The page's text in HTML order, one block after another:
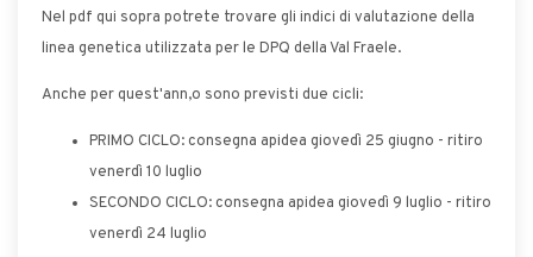
Nel pdf qui sopra potrete trovare gli indici di valutazione della
linea genetica utilizzata per le DPQ della Val Fraele.
Anche per quest'ann,o sono previsti due cicli:
PRIMO CICLO: consegna apidea giovedì 25 giugno - ritiro
venerdì 10 luglio
SECONDO CICLO: consegna apidea giovedì 9 luglio - ritiro
venerdì 24 luglio